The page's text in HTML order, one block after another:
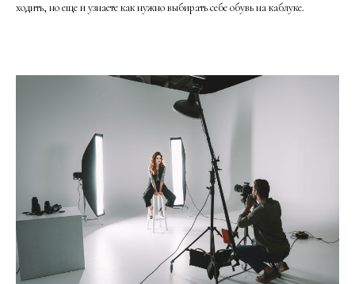
ходить, но еще и узнаете как нужно выбирать себе обувь на каблуке.